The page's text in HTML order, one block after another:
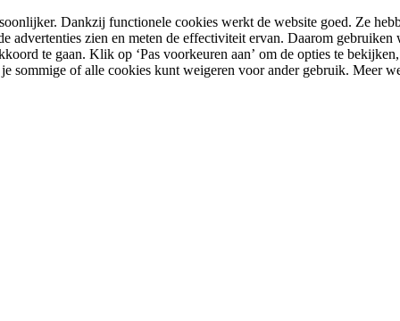
Dankzij functionele cookies werkt de website goed. Ze
advertenties zien en meten de effectiviteit ervan. Daarom
te gaan. Klik op ‘Pas voorkeuren aan’ om de opties te
sommige of alle cookies kunt weigeren voor ander gebruik. Meer